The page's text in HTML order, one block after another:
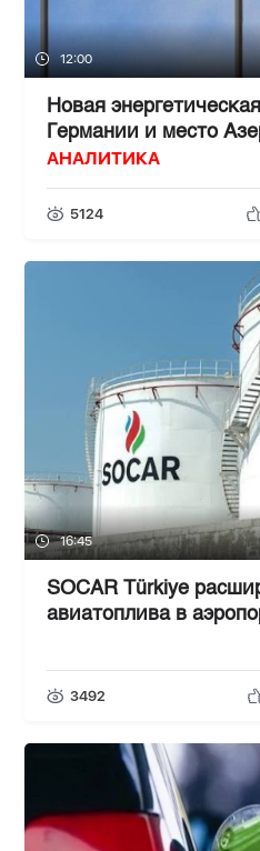
12:00
Новая
Германии и место
АНАЛИТИКА
5124
16:45
SOCAR Türkiye
авиатоплива в
3492